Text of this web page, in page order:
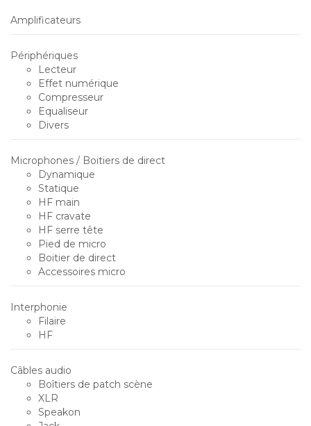
Amplificateurs
Périphériques
Lecteur
Effet numérique
Compresseur
Equaliseur
Divers
Microphones / Boitiers de direct
Dynamique
Statique
HF main
HF cravate
HF serre tête
Pied de micro
Boitier de direct
Accessoires micro
Interphonie
Filaire
HF
Câbles audio
Boîtiers de patch scène
XLR
Speakon